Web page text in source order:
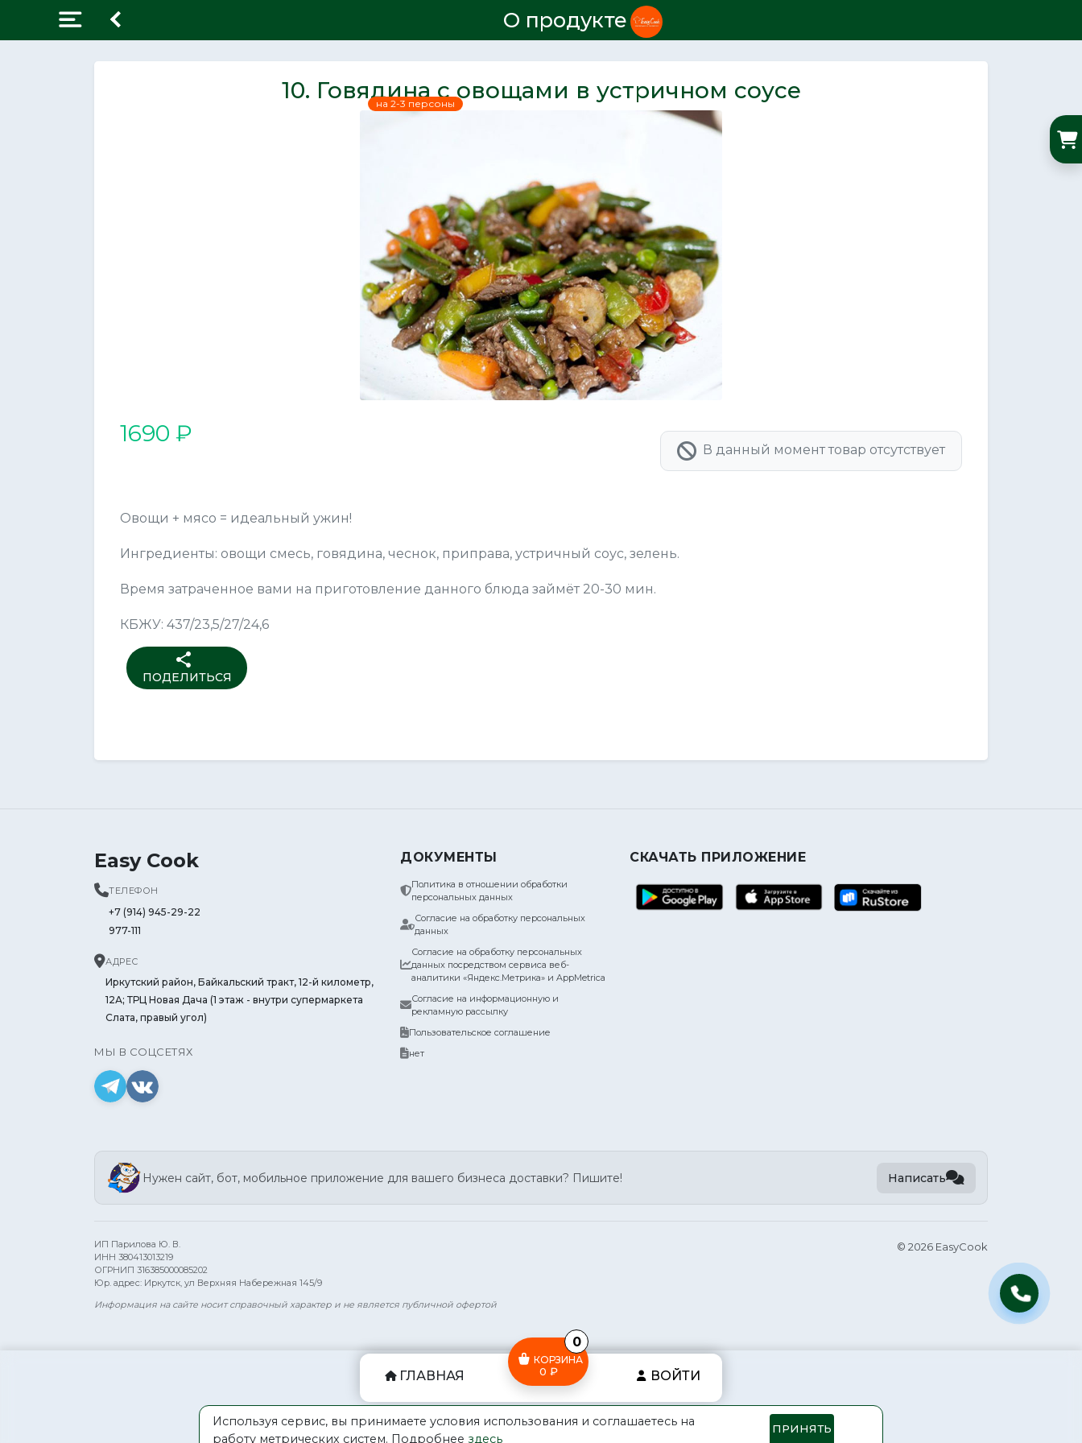
О продукте
10. Говядина с овощами в устричном соусе
на 2-3 персоны
1690 ₽
В данный момент товар отсутствует
Овощи + мясо = идеальный ужин!
Ингредиенты: овощи смесь, говядина, чеснок, приправа, устричный соус, зелень.
Время затраченное вами на приготовление данного блюда займёт 20-30 мин.
КБЖУ: 437/23,5/27/24,6
share
ПОДЕЛИТЬСЯ
Easy Cook
ТЕЛЕФОН
+7 (914) 945-29-22
977-111
АДРЕС
Иркутский район, Байкальский тракт, 12-й километр,
12А; ТРЦ Новая Дача (1 этаж - внутри супермаркета
Слата, правый угол)
МЫ В СОЦСЕТЯХ
ДОКУМЕНТЫ
Политика в отношении обработки
персональных данных
Согласие на обработку персональных
данных
Согласие на обработку персональных
данных посредством сервиса веб-
аналитики «Яндекс.Метрика» и AppMetrica
Согласие на информационную и
рекламную рассылку
Пользовательское соглашение
нет
СКАЧАТЬ ПРИЛОЖЕНИЕ
Нужен сайт, бот, мобильное приложение для вашего бизнеса доставки? Пишите! Написать
ИП Парилова Ю. В.
ИНН 380413013219
ОГРНИП 316385000085202
Юр. адрес: Иркутск, ул Верхняя Набережная 145/9
Информация на сайте носит справочный характер и не является публичной офертой
© 2026 EasyCook
ГЛАВНАЯ
КОРЗИНА
0 ₽
0
ВОЙТИ
Используя сервис, вы принимаете условия использования и соглашаетесь на
работу метрических систем. Подробнее здесь
ПРИНЯТЬ